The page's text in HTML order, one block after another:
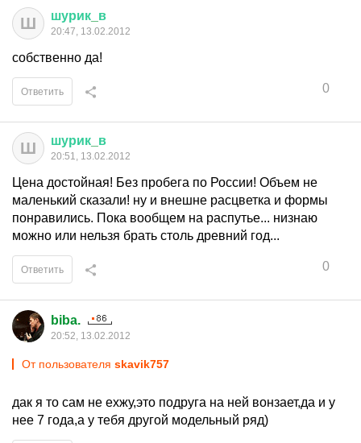
Ш шурик в
20:47, 13.02.2012
собственно да!
0
Ответить
Ш шурик в
20:51, 13.02.2012
Цена достойная! Без пробега по России! Объем не
маленький сказали! ну и внешне расцветка и формы
понравились. Пока вообщем на распутье... низнаю
можно или нельзя брать столь древний год...
0
Ответить
biba.
20:52, 13.02.2012
От пользователя skavik757
дак я то сам не ехжу,это подруга на ней вонзает,да и у
нее 7 года,а у тебя другой модельный ряд)